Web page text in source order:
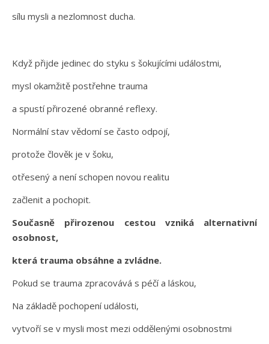
sílu mysli a nezlomnost ducha.
Když přijde jedinec do styku s šokujícími událostmi,
mysl okamžitě postřehne trauma
a spustí přirozené obranné reflexy.
Normální stav vědomí se často odpojí,
protože člověk je v šoku,
otřesený a není schopen novou realitu
začlenit a pochopit.
Současně přirozenou cestou vzniká alternativní
osobnost,
která trauma obsáhne a zvládne.
Pokud se trauma zpracovává s péčí a láskou,
Na základě pochopení události,
vytvoří se v mysli most mezi oddělenými osobnostmi